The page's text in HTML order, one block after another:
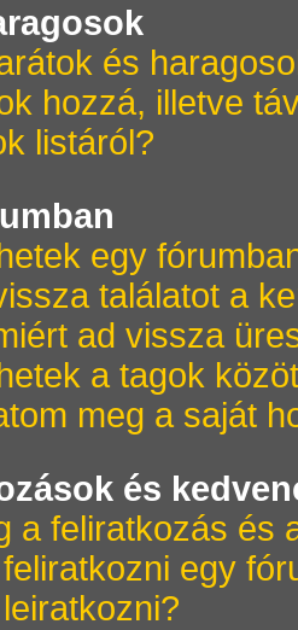
és
hozzá, illetve
listáról?
egy
találatot a
ad vissza
a tagok
meg a saját
és
a feliratkozás és
egy